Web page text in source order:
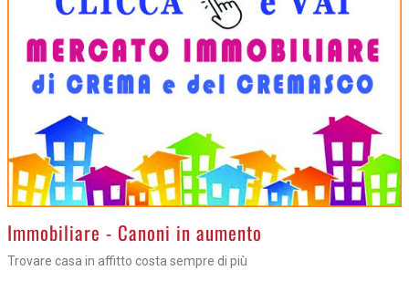
>Immobiliare - Canoni in aumento
Trovare casa in affitto costa sempre di più